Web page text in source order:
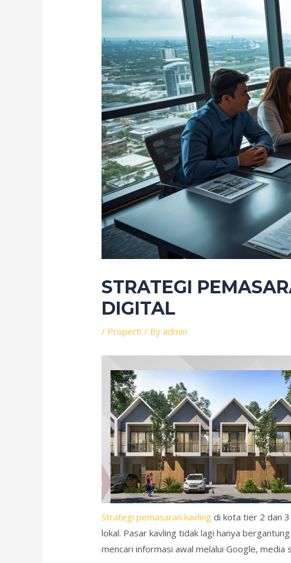
STRATEGI
DIGITAL
/ Properti / Byadmin
Strategi pemasaran kavling di kota tier 2 dan
lokal. Pasar kavling tidak lagi hanya
mencari informasi awal melalui Google,